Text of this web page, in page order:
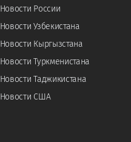
Новости России
Новости Узбекистана
Новости Кыргызстана
Новости Туркменистана
Новости Таджикистана
Новости США